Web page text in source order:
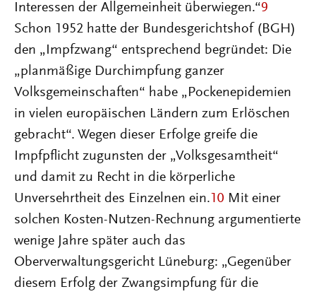
Interessen der Allgemeinheit überwiegen.“9
Schon 1952 hatte der Bundesgerichtshof (BGH)
den „Impfzwang“ entsprechend begründet: Die
„planmäßige Durchimpfung ganzer
Volksgemeinschaften“ habe „Pockenepidemien
in vielen europäischen Ländern zum Erlöschen
gebracht“. Wegen dieser Erfolge greife die
Impfpflicht zugunsten der „Volksgesamtheit“
und damit zu Recht in die körperliche
Unversehrtheit des Einzelnen ein. 10 Mit einer
solchen Kosten-Nutzen-Rechnung argumentierte
wenige Jahre später auch das
Oberverwaltungsgericht Lüneburg: „Gegenüber
diesem Erfolg der Zwangsimpfung für die